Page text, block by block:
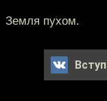
Земля пухом.